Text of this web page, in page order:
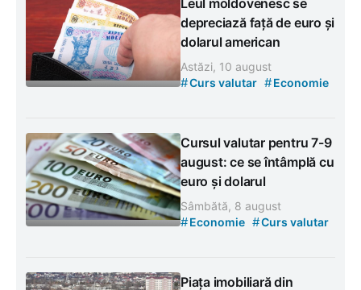
depreciază față de euro și
dolarul american
Astăzi, 10 august
#Curs valutar #Economie
Cursul valutar pentru 7-9
august: ce se întâmplă cu
euro și dolarul
Sâmbătă, 8 august
#Economie #Curs valutar
Piața imobiliară din